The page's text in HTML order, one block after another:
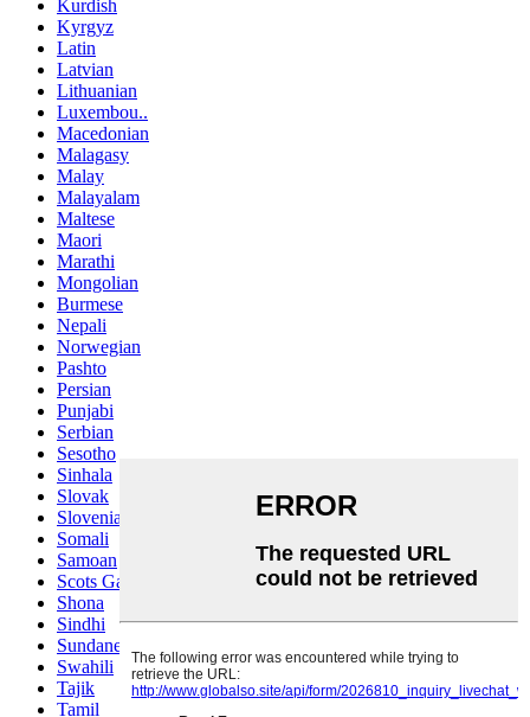
Kurdish
Kyrgyz
Latin
Latvian
Lithuanian
Luxembou..
Macedonian
Malagasy
Malay
Malayalam
Maltese
Maori
Marathi
Mongolian
Burmese
Nepali
Norwegian
Pashto
Persian
Punjabi
Serbian
Sesotho
Sinhala
Slovak
Slovenian
Somali
Samoan
Scots Gaelic
Shona
Sindhi
Sundanese
Swahili
Tajik
Tamil